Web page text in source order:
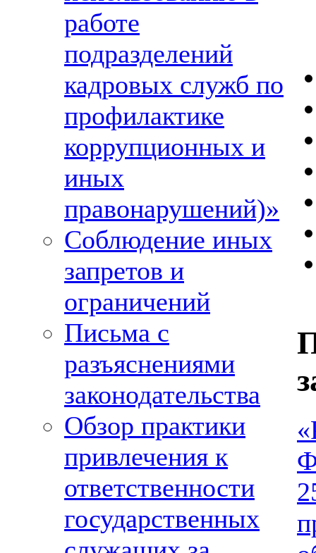
работе
подразделений
кадровых служб по
профилактике
коррупционных и
иных
правонарушений)»
Соблюдение иных
запретов и
ограничений
Письма с
разъяснениями
законодательства
Обзор практики
привлечения к
ответственности
государственных